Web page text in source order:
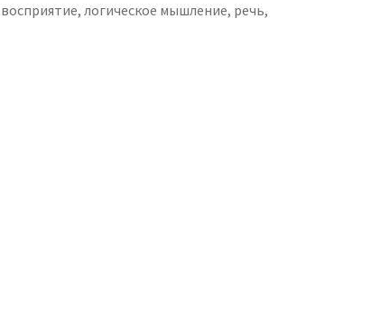
логическое мышление, речь,